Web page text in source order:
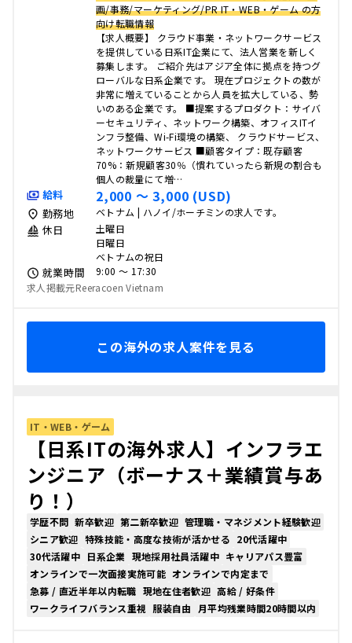
画/事務/マーケティング/PR IT・WEB・ゲーム の方
向け転職情報
【求人概要】 クラウド事業・ネットワークサービス
を提供している日系IT企業にて、法人営業を新しく
募集します。 ご紹介先はアジア全体に拠点を持つグ
ローバルな日系企業です。 現在プロジェクトの数が
非常に増えていることから人員を拡大している、勢
いのある企業です。 ■提案するプロダクト：サイバ
ーセキュリティ、ネットワーク構築、オフィスITイ
ンフラ整備、Wi-Fi環境の構築、 クラウドサービス、
ネットワークサービス ■顧客タイプ：既存顧客
70%：新規顧客30％（慣れていったら新規の割合も
個人の裁量にて増…
給料 2,000 〜 3,000 (USD)
勤務地 ベトナム | ハノイ/ホーチミンの求人です。
休日
土曜日
日曜日
ベトナムの祝日
就業時間
9:00 〜 17:30
求人掲載元Reeracoen Vietnam
この海外の求人案件を見る
IT・WEB・ゲーム
【日系ITの海外求人】インフラエ
ンジニア（ボーナス＋業績賞与あ
り！）
学歴不問 新卒歓迎 第二新卒歓迎 管理職・マネジメント経験歓迎
シニア歓迎 特殊技能・高度な技術が活かせる 20代活躍中
30代活躍中 日系企業 現地採用社員活躍中 キャリアパス豊富
オンラインで一次面接実施可能 オンラインで内定まで
急募 / 直近半年以内転職 現地在住者歓迎 高給 / 好条件
ワークライフバランス重視 服装自由 月平均残業時間20時間以内